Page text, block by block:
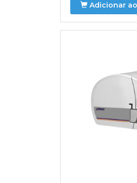
Adicionar